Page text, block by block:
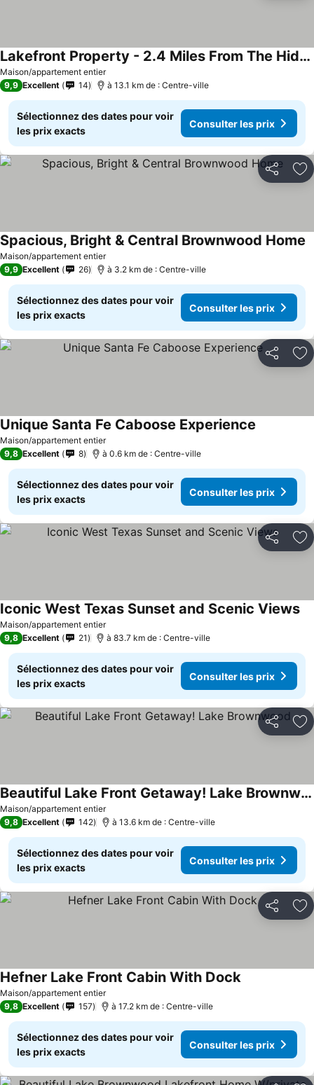
Maison/appartement entier
Lakefront Property - 2.4 Miles From The Hideout
9,9 Excellent 14 à 13.1 km de : Centre-ville
Sélectionnez des dates pour voir
les prix exacts
Consulter les prix
Partager
Maison/appartement entier
Spacious, Bright & Central Brownwood Home
9,9 Excellent 26 à 3.2 km de : Centre-ville
Sélectionnez des dates pour voir
les prix exacts
Consulter les prix
Partager
Maison/appartement entier
Unique Santa Fe Caboose Experience
9,8 Excellent 8 à 0.6 km de : Centre-ville
Sélectionnez des dates pour voir
les prix exacts
Consulter les prix
Partager
Maison/appartement entier
Iconic West Texas Sunset and Scenic Views
9,8 Excellent 21 à 83.7 km de : Centre-ville
Sélectionnez des dates pour voir
les prix exacts
Consulter les prix
Partager
Maison/appartement entier
Beautiful Lake Front Getaway! Lake Brownwood
9,8 Excellent 142 à 13.6 km de : Centre-ville
Sélectionnez des dates pour voir
les prix exacts
Consulter les prix
Partager
Maison/appartement entier
Hefner Lake Front Cabin With Dock
9,8 Excellent 157 à 17.2 km de : Centre-ville
Sélectionnez des dates pour voir
les prix exacts
Consulter les prix